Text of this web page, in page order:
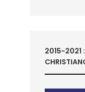
2015-2021 :